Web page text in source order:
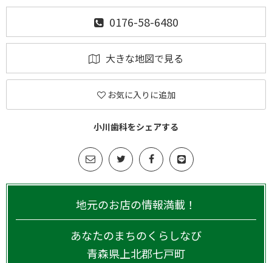
0176-58-6480
大きな地図で見る
お気に入りに追加
小川歯科をシェアする
地元のお店の情報満載！
あなたのまちのくらしなび
青森県 上北郡七戸町